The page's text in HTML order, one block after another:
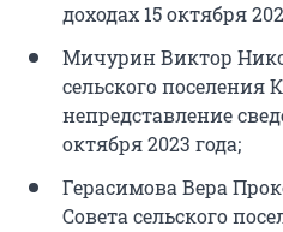
доходах 15 октября
Мичурин Виктор
сельского поселения
непредставление
октября 2023 года;
Герасимова Вера
Совета сельского